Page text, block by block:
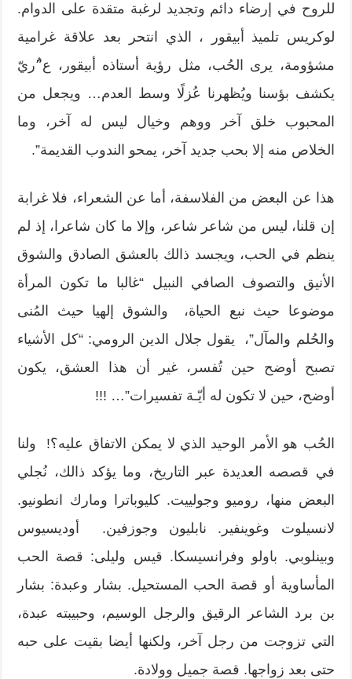
للروح في إرضاء دائم وتجديد لرغبة متقدة على الدوام.
لوكريس تلميذ أبيقور ، الذي انتحر بعد علاقة غرامية
مشؤومة، يرى الحُب، مثل رؤية أستاذه أبيقور، ع”ُريّ
يكشف بؤسنا ويُظهرنا عُزلًا وسط العدم… ويجعل من
المحبوب خلق آخر ووهم وخيال ليس له آخر، وما
الخلاص منه إلا بحب جديد آخر، يمحو الندوب القديمة”.
هذا عن البعض من الفلاسفة، أما عن الشعراء، فلا غرابة
إن قلنا، ليس من شاعر شاعر، وإلا ما كان شاعرا، إذ لم
ينظم في الحب، ويجسد ذالك بالعشق الصادق والشوق
الأنيق والتصوف الصافي النبيل “غالبا ما تكون المرأة
موضوعا حيث نبع الحياة، والشوق إلهيا حيث المُنى
والحُلم والمآل”، يقول جلال الدين الرومي: “كل الأشياء
تصبح أوضح حين تُفسر، غير أن هذا العشق، يكون
أوضح، حين لا تكون له أيّـة تفسيرات”… !!!
الحُب هو الأمر الوحيد الذي لا يمكن الاتفاق عليه؟! ولنا
في قصصه العديدة عبر التاريخ، وما يؤكد ذالك، نُجلي
البعض منها، روميو وجولييت. كليوباترا ومارك انطونيو.
لانسيلوت وغوينفير. نابليون وجوزفين. أوديسيوس
وبينلوبي. باولو وفرانسيسكا. قيس وليلى: قصة الحب
المأساوية أو قصة الحب المستحيل. بشار وعبدة: بشار
بن برد الشاعر الرقيق والرجل الوسيم، وحبيبته عبدة،
التي تزوجت من رجل آخر، ولكنها أيضا بقيت على حبه
حتى بعد زواجها. قصة جميل وولادة.